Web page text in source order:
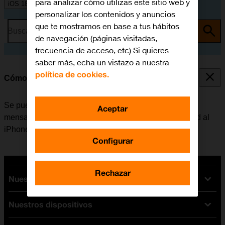
iOS 18
Busca por problema o tema
Cómo transferir contenido de un móvil Android
Se puede transferir contenido, por ejemplo, contactos,
mensajes, archivos de música, etc. de un móvil Android al
iPhone.
Nuestras tarifas
Tarifas Orange
Tarifas fibra y móvil
Nuestros dispositivos
personalizar los contenidos y anuncios
que te mostramos en base a tus hábitos
de navegación (páginas visitadas,
frecuencia de acceso, etc) Si quieres
saber más, echa un vistazo a nuestra
política de cookies.
Configurar
Rechazar
Aceptar